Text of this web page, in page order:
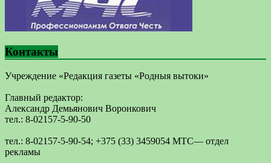
Контакты
Учреждение «Редакция газеты «Родныя вытоки»
Главный редактор:
Александр Демьянович Воронкович
тел.: 8-02157-5-90-50
тел.: 8-02157-5-90-54; +375 (33) 3459054 МТС— отдел
рекламы